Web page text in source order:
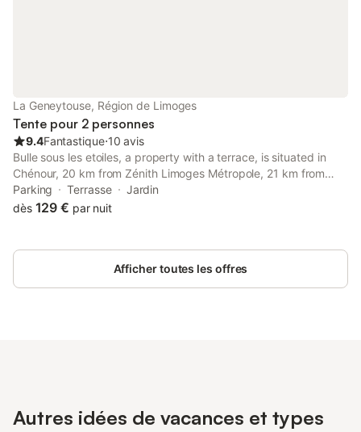
La Geneytouse, Région de Limoges
Tente pour 2 personnes
9.4Fantastique⋅10 avis
Bulle sous les etoiles, a property with a terrace, is situated in
Chénour, 20 km from Zénith Limoges Métropole, 21 km from
Limoges Exhibition Center, as well as 12 km from Porcelaine Golf
Course.
Parking Terrasse
Jardin
dès 129 € par nuit
Afficher toutes les offres
Autres idées de vacances et types